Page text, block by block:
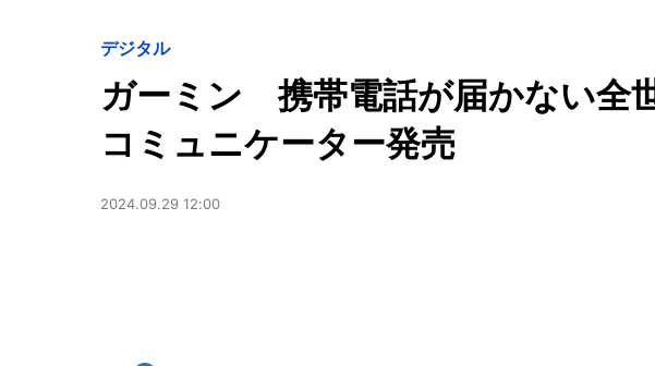
デジタル
ガーミン 携帯電話が届かない全
コミュニケーター発売
2024.09.29 12:00